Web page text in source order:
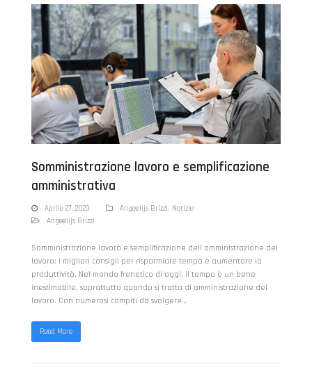
Somministrazione lavoro e semplificazione
amministrativa
Aprile 27, 2023 Angeelijs Brizzi, Notizie
Angeelijs Brizzi
Somministrazione lavoro e semplificazione dell'amministrazione del
lavoro: i migliori consigli per risparmiare tempo e aumentare la
produttività. Nel mondo frenetico di oggi, il tempo è un bene
inestimabile, soprattutto quando si tratta di amministrazione del
lavoro. Con numerosi compiti da svolgere…
Read More